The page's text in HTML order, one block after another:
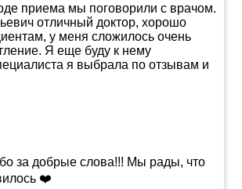
приема мы поговорили с врачом.
отличный доктор, хорошо
у меня сложилось очень
Я еще буду к нему
я выбрала по отзывам и
за добрые слова!!! Мы рады, что
❤️